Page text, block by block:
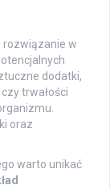
rozwiązanie w
dodatki,
trwałości
oraz
warto unikać